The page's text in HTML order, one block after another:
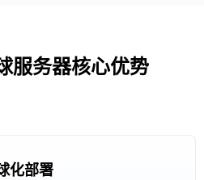
服务器核心优势
化部署